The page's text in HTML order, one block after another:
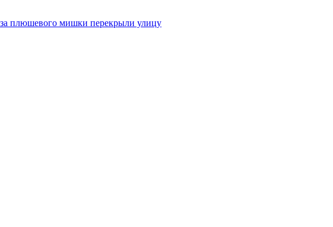
плюшевого мишки перекрыли улицу